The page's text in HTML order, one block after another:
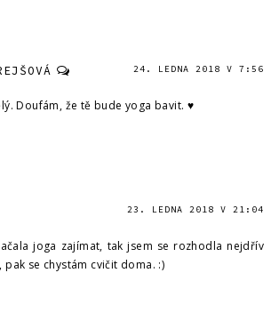
24. LEDNA 2018 V 7:56
Doufám, že tě bude yoga bavit. ♥
23. LEDNA 2018 V 21:04
joga zajímat, tak jsem se rozhodla nejdřív
pak se chystám cvičit doma. :)